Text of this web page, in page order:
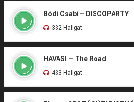
Bódi Csabi – DISCOPARTY
332 Hallgat
HAVASI — The Road
433 Hallgat